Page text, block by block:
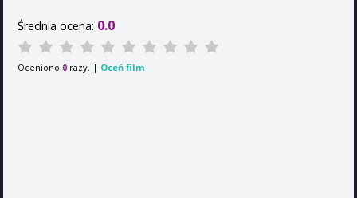
Średnia ocena: 0.0
Oceniono 0 razy. | Oceń film